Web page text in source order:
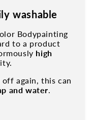
washable
Bodypainting
to a product
high
again, this can
and water.